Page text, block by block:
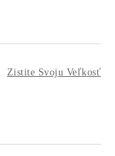
Zistite Svoju Veľkosť